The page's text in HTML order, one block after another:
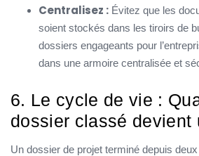
Centralisez : Évitez que les
soient stockés dans les tiroirs de
dossiers engageants pour
dans une armoire centralisée et
6. Le cycle de vie :
dossier classé devient
Un dossier de projet terminé depuis deux